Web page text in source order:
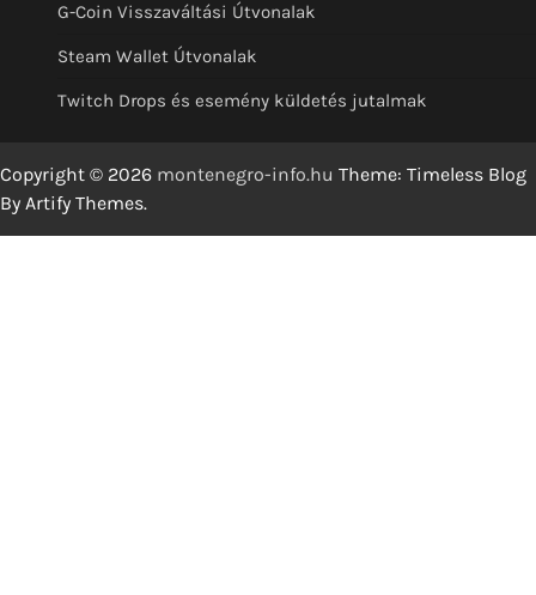
G-Coin Visszaváltási Útvonalak
Steam Wallet Útvonalak
Twitch Drops és esemény küldetés jutalmak
Copyright © 2026 montenegro-info.hu Theme: Timeless Blog
By Artify Themes.